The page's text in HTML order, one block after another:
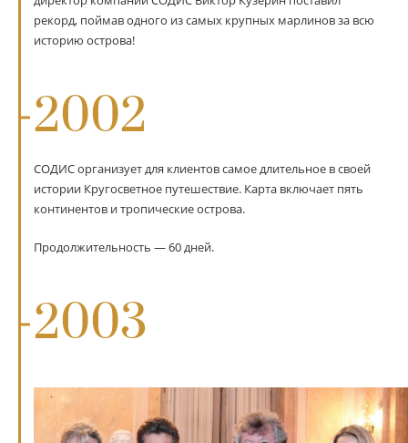
рекорд, поймав одного из самых крупных марлинов за всю
историю острова!
2002
СОДИС организует для клиентов самое длительное в своей
истории Кругосветное путешествие. Карта включает пять
континентов и тропические острова.
Продолжительность — 60 дней.
2003